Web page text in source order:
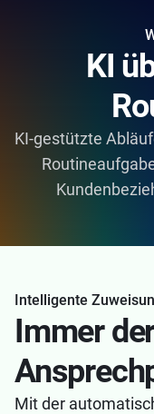
KI
KI-gestützte
Intelligente
Immer
Mit der